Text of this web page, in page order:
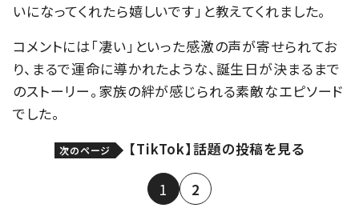
いになってくれたら嬉しいです」と教えてくれました。
コメントには「凄い」といった感激の声が寄せられてお
り、まるで運命に導かれたような、誕生日が決まるまで
のストーリー。家族の絆が感じられる素敵なエピソード
でした。
次のページ 【TikTok】話題の投稿を見る
1 2